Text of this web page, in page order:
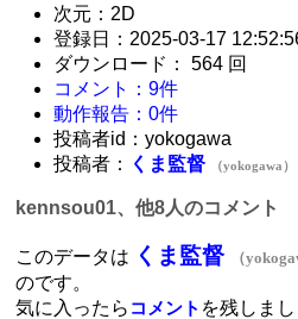
次元：2D
登録日：2025-03-17
ダウンロード： 564 回
コメント：9件
動作報告：0件
投稿者id：yokogawa
投稿者：
くま監督 （yokogawa）
kennsou01、他8人のコメント
このデータは くま監督 （
のです。
気に入ったら コメント を残しまし